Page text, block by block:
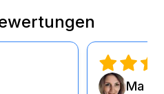
Ma Si